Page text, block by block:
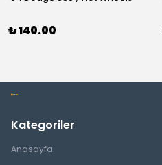
₺ 140.00
Kategoriler
Anasayfa